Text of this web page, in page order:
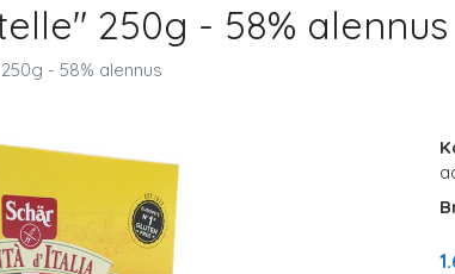
250g - 58% alennus
- 58% alennus